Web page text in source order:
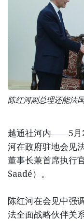
陈红河副总理还能法
越通社河内——5月
河在政府驻地会见
董事长兼首席执行
Saadé）。
陈红河在会见中强
法全面战略伙伴关